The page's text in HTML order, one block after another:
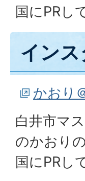
国にPRし
イン
かおり
白井市マ
のかおり
国にPRし